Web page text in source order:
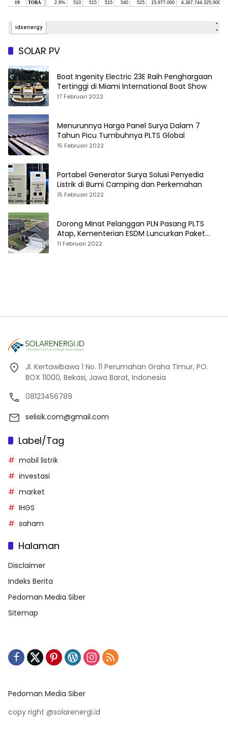
SOLAR PV
Boat Ingenity Electric 23E Raih Penghargaan
Tertinggi di Miami International Boat Show
17 Februari 2022
Menurunnya Harga Panel Surya Dalam 7
Tahun Picu Tumbuhnya PLTS Global
15 Februari 2022
Portabel Generator Surya Solusi Penyedia
Listrik di Bumi Camping dan Perkemahan
15 Februari 2022
Dorong Minat Pelanggan PLN Pasang PLTS
Atap, Kementerian ESDM Luncurkan Paket
Hibah SEF
11 Februari 2022
Jl. Kertawibawa 1 No. 11 Perumahan Graha Timur, PO.
BOX 11000, Bekasi, Jawa Barat, Indonesia
08123456789
selisik.com@gmail.com
Label/Tag
mobil listrik
investasi
market
IHGS
saham
Halaman
Disclaimer
Indeks Berita
Pedoman Media Siber
Sitemap
Pedoman Media Siber
copy right @solarenergi.id